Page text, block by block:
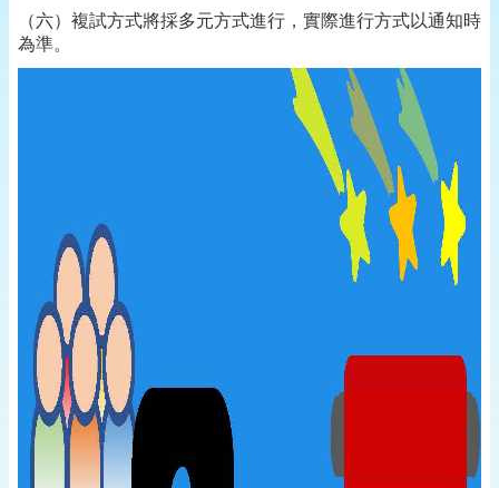
（六）複試方式將採多元方式進行，實際進行方式以通知時
為準。